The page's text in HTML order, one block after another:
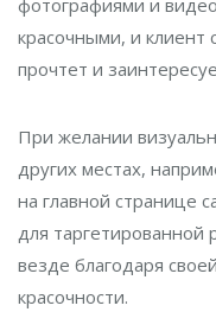
фотографиями и
красочными, и клиент
прочтет и
При желании
других местах,
на главной странице
для таргетированной
везде благодаря
красочности.